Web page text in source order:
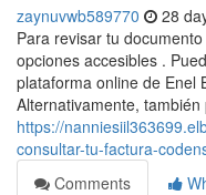
zaynuvwb589770 28
Para revisar tu
opciones accesibles .
plataforma online de Enel
Alternativamente, también
https://
consultar-tu-factura-
Comments